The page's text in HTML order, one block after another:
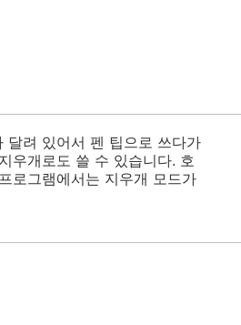
달려 있어서 펜 팁으로 쓰다가
우개로도 쓸 수 있습니다. 호
로그램에서는 지우개 모드가